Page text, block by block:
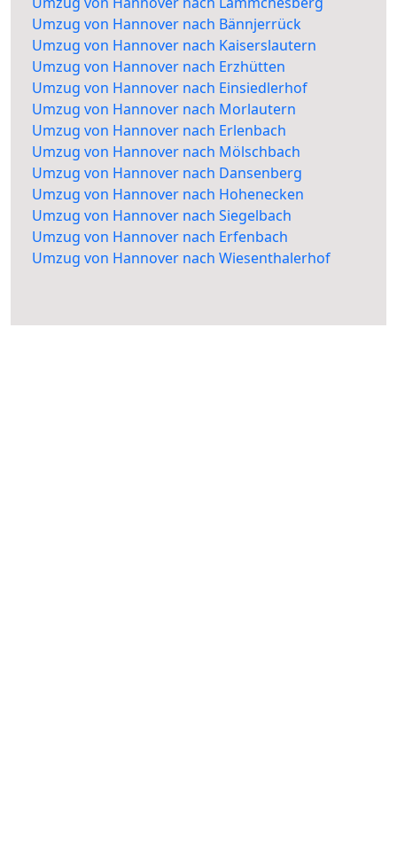
Umzug von Hannover nach Bännjerrück
Umzug von Hannover nach Kaiserslautern
Umzug von Hannover nach Erzhütten
Umzug von Hannover nach Einsiedlerhof
Umzug von Hannover nach Morlautern
Umzug von Hannover nach Erlenbach
Umzug von Hannover nach Mölschbach
Umzug von Hannover nach Dansenberg
Umzug von Hannover nach Hohenecken
Umzug von Hannover nach Siegelbach
Umzug von Hannover nach Erfenbach
Umzug von Hannover nach Wiesenthalerhof